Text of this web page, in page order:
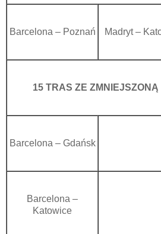
Barcelona – Poznań Madryt –
15 TRAS ZE
Barcelona – Gdańsk
Barcelona –
Katowice